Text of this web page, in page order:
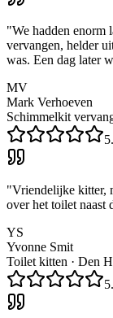
"We hadden enorm
vervangen, helder
was. Een dag later
MV
Mark Verhoeven
Schimmelkit
"Vriendelijke kitter,
over het toilet naast
YS
Yvonne Smit
Toilet kitten · Den